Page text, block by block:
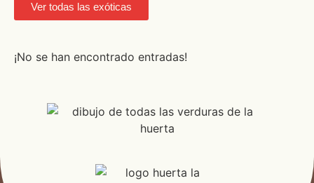
Ver todas las exóticas
¡No se han encontrado entradas!